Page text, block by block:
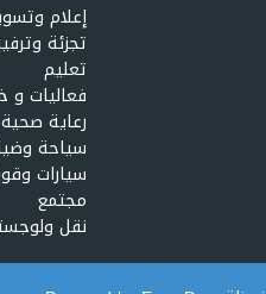
إعلام
تجزئة
تعليم
فعاليات و
رعاية صحية
سياحة
سيارات
مجتمع
نقل